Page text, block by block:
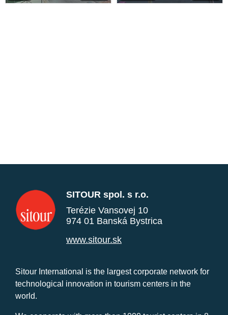
SITOUR spol. s r.o.
Terézie Vansovej 10
974 01 Banská Bystrica
www.sitour.sk
Sitour International is the largest corporate network for
technological innovation in tourism centers in the
world.